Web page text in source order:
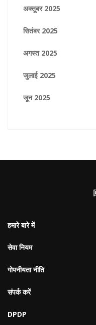
अक्तूबर 2025
सितंबर 2025
अगस्त 2025
जुलाई 2025
जून 2025
हमारे बारे में
सेवा नियम
गोपनीयता नीति
संपर्क करें
DPDP